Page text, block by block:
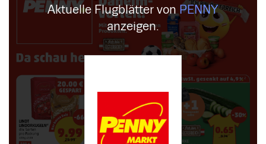
Aktuelle Flugblätter von PENNY
anzeigen.